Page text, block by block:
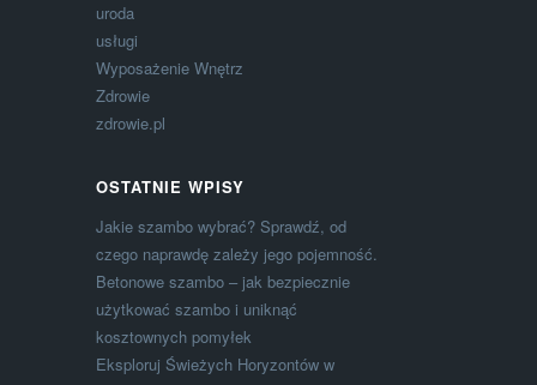
uroda
usługi
Wyposażenie Wnętrz
Zdrowie
zdrowie.pl
OSTATNIE WPISY
Jakie szambo wybrać? Sprawdź, od
czego naprawdę zależy jego pojemność.
Betonowe szambo – jak bezpiecznie
użytkować szambo i uniknąć
kosztownych pomyłek
Eksploruj Świeżych Horyzontów w